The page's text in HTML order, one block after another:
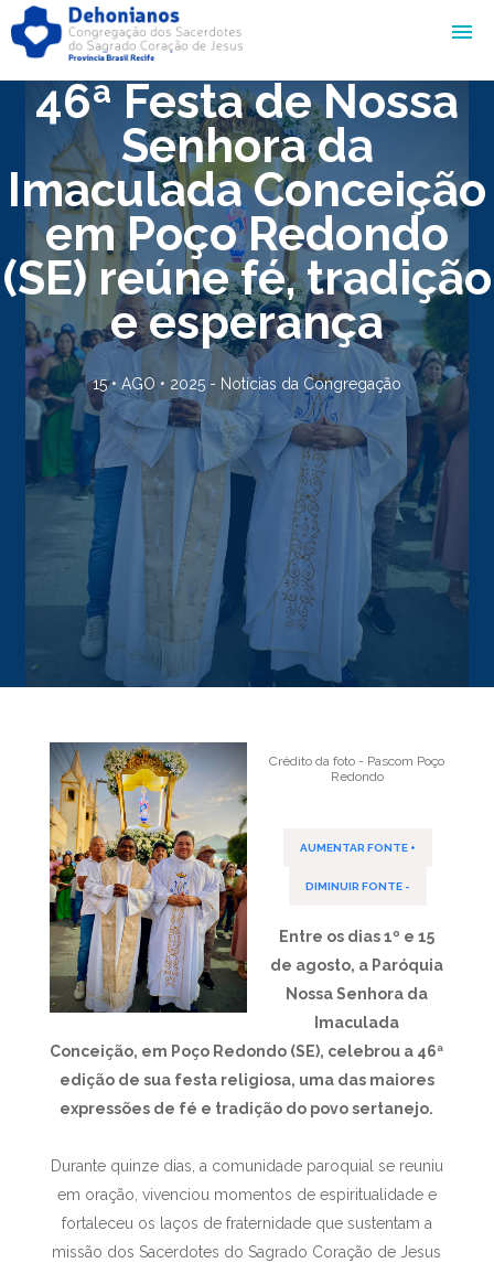
46ª Festa de Nossa
Senhora da
Imaculada Conceição
em Poço Redondo
(SE) reúne fé, tradição
e esperança
15 • AGO • 2025 - Notícias da Congregação
Crédito da foto - Pascom Poço
Redondo
AUMENTAR FONTE +
DIMINUIR FONTE -
Entre os dias 1º e 15
de agosto, a Paróquia
Nossa Senhora da
Imaculada
Conceição, em Poço Redondo (SE), celebrou a 46ª
edição de sua festa religiosa, uma das maiores
expressões de fé e tradição do povo sertanejo.
Durante quinze dias, a comunidade paroquial se reuniu
em oração, vivenciou momentos de espiritualidade e
fortaleceu os laços de fraternidade que sustentam a
missão dos Sacerdotes do Sagrado Coração de Jesus